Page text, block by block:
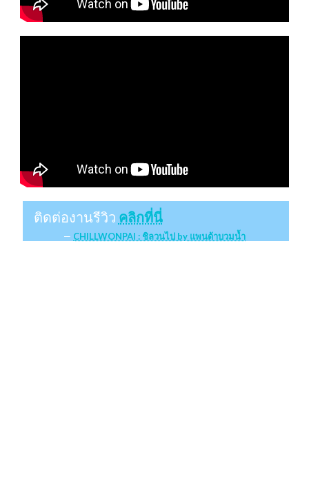
ติดต่องานรีวิว คลิกที่นี่
CHILLWONPAI : ชิลวนไป by แพนด้าบวมน้ำ